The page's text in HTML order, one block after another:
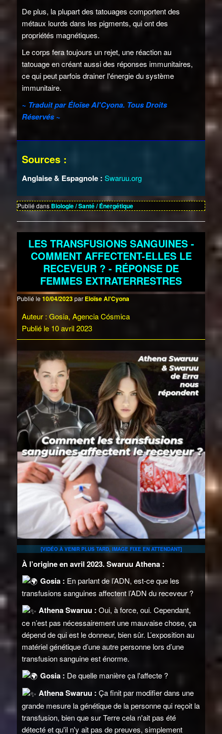
De plus, la plupart des tatouages comportent des
métaux lourds dans les pigments, qui ont des
propriétés magnétiques.
Le corps fera toujours un rejet, une réaction au
tatouage en créant aussi des réponses immunitaires,
ce qui peut parfois drainer l'énergie du système
immunitaire.
~ Traduit par Éloïse Al'Cyona. Tous Droits
Réservés ~
Sources :
Anglaise & Espagnole : Swaruu.org
Publié dans Biologie / Santé / Énergétique
LES TRANSFUSIONS SANGUINES -
COMMENT AFFECTENT-ELLES LE
RECEVEUR ? - RÉPONSE DE
FEMMES EXTRATERRESTRES
Publié le10/04/2023par Eloïse Al'Cyona
Auteur : Gosia, Agencia Cósmica
Publié le 10 avril 2023
[VIDÉO À VENIR PLUS TARD, IMAGE FIXE EN ATTENDANT]
À l’origine en avril 2023. Swaruu Athena :
Gosia : En parlant de l’ADN, est-ce que les
transfusions sanguines affectent l’ADN du receveur ?
Athena Swaruu : Oui, à force, oui. Cependant,
ce n’est pas nécessairement une mauvaise chose, ça
dépend de qui est le donneur, bien sûr. L’exposition au
matériel génétique d’une autre personne lors d’une
transfusion sanguine est énorme.
Gosia : De quelle manière ça l'affecte ?
Athena Swaruu : Ça finit par modifier dans une
grande mesure la génétique de la personne qui reçoit la
transfusion, bien que sur Terre cela n'ait pas été
détecté et qu'il n'y ait pas de preuves, simplement